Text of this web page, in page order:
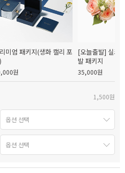
미엄 패키지(생화 캘리 포
원
[오늘출발] 실크
발 패키지
35,000원
1,500원